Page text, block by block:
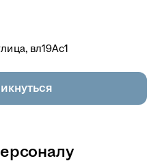
вл19Ас1